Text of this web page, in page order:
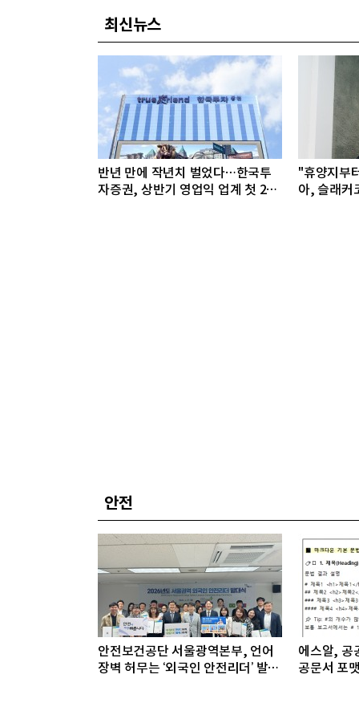
최신뉴스
반년 만에 작년치 벌었다…한국투
자증권, 상반기 영업익 업계 첫 2조
"휴양지부
아, 슬래커
안전
안전보건공단 서울광역본부, 언어
장벽 허무는 ‘외국인 안전리더’ 발대
에스알, 공
공문서 포